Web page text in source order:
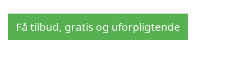
Få tilbud, gratis og uforpligtende